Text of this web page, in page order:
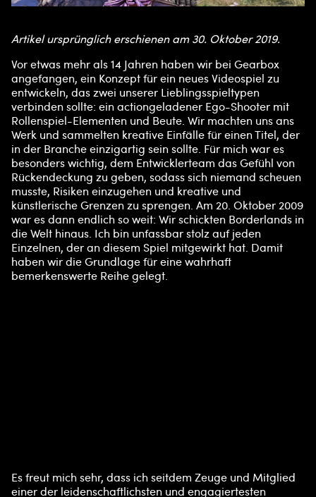
Artikel ursprünglich erschienen am 30. Oktober 2019.
Vor etwas mehr als 14 Jahren haben wir bei Gearbox
angefangen, ein Konzept für ein neues Videospiel zu
entwickeln, das zwei unserer Lieblingsspieltypen
verbinden sollte: ein actiongeladener Ego-Shooter mit
Rollenspiel-Elementen und Beute. Wir machten uns ans
Werk und sammelten kreative Einfälle für einen Titel, der
in der Branche einzigartig sein sollte. Für mich war es
besonders wichtig, dem Entwicklerteam das Gefühl von
Rückendeckung zu geben, sodass sich niemand scheuen
musste, Risiken einzugehen und kreative und
künstlerische Grenzen zu sprengen. Am 20. Oktober 2009
war es dann endlich so weit: Wir schickten Borderlands in
die Welt hinaus. Ich bin unfassbar stolz auf jeden
Einzelnen, der an diesem Spiel mitgewirkt hat. Damit
haben wir die Grundlage für eine wahrhaft
bemerkenswerte Reihe gelegt.
Es freut mich sehr, dass ich seitdem Zeuge und Mitglied
einer der leidenschaftlichsten und engagiertesten